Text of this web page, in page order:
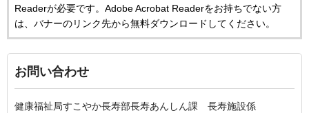
Readerが必要です。Adobe Acrobat Readerをお持ちでない方
は、バナーのリンク先から無料ダウンロードしてください。
お問い合わせ
健康福祉局すこやか長寿部長寿あんしん課 長寿施設係